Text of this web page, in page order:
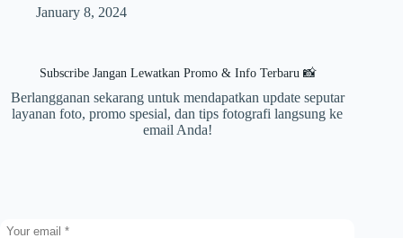
January 8, 2024
Subscribe Jangan Lewatkan Promo & Info Terbaru 📸
Berlangganan sekarang untuk mendapatkan update seputar
layanan foto, promo spesial, dan tips fotografi langsung ke
email Anda!